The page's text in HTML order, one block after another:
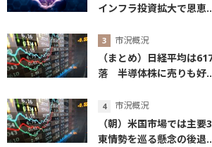
インフラ投資拡大で恩恵
市況概況
（まとめ）日経平均は
落 半導体株に売りも好
市況概況
（朝）米国市場では主
東情勢を巡る懸念の後退